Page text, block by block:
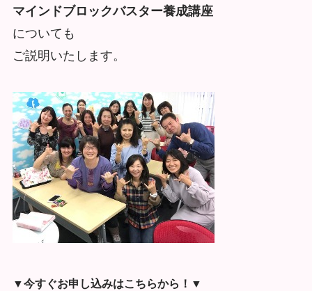
マインドブロックバスター養成講座
についても
ご説明いたします。
▼今すぐお申し込みはこちらから！▼